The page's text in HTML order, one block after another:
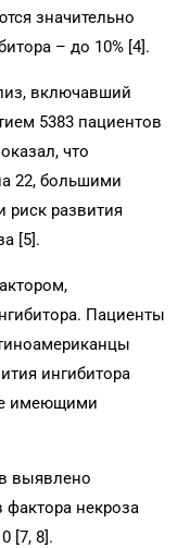
значительно
– до 10% [4].
включавший
5383 пациентов
что
22, большими
риск развития
[5].
Пациенты
ингибитора
имеющими
выявлено
некроза
[7, 8].